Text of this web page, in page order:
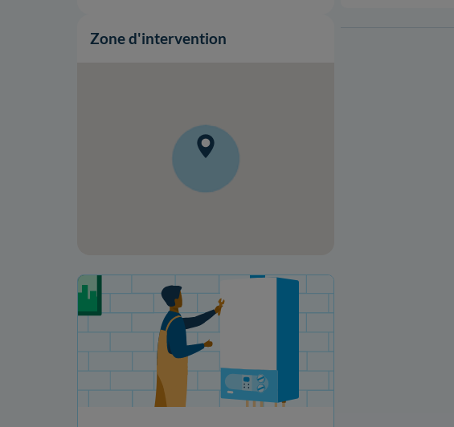
Zone d'intervention
Votre projet de rénovation